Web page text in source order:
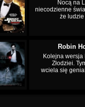
Nocą na
niecodzienne
że
Robin
Kolejna wersja
Złodziei.
wciela się